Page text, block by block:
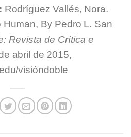
Rodríguez Vallés, Nora.
Human, By Pedro L. San
Revista de Crítica e
abril de 2015,
visióndoble